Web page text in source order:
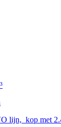
lijn, kop met